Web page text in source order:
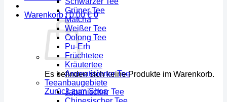
Warenkorb /0,00€ 0
Es befinden sich keine Produkte im Warenkorb.
Zurück zum Shop
Grüner Tee
Matcha
Weißer Tee
Oolong Tee
Pu-Erh
Früchtetee
Kräutertee
Aromatisierter Tee
Teeanbaugebiete
Japanischer Tee